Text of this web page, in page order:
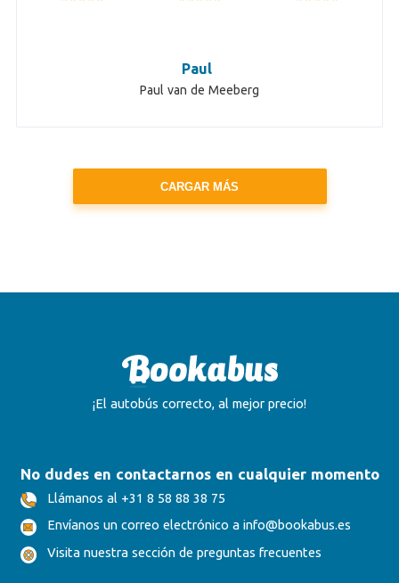
Paul
Paul van de Meeberg
CARGAR MÁS
¡El autobús correcto, al mejor precio!
No dudes en contactarnos en cualquier momento
Llámanos al +31 8 58 88 38 75
Envíanos un correo electrónico a info@bookabus.es
Visita nuestra sección de preguntas frecuentes